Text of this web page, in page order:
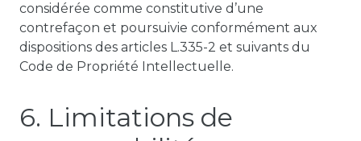
considérée comme constitutive d’une
contrefaçon et poursuivie conformément aux
dispositions des articles L.335-2 et suivants du
Code de Propriété Intellectuelle.
6. Limitations de